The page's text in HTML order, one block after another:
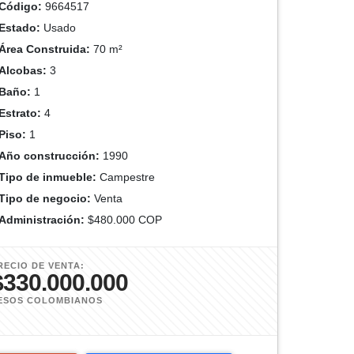
9664517
Usado
Construida: 70 m²
3
1
4
1
construcción: 1990
de inmueble: Campestre
de negocio: Venta
$480.000 COP
DE VENTA:
COLOMBIANOS